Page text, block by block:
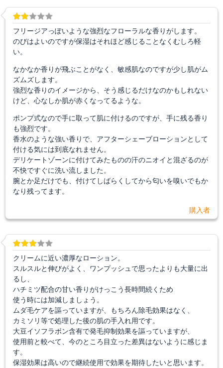
フリージアっぽいような強烈なフローラルな香りがします。
のびはよいのですが保湿はそれほど感じることなくむしろ軽
い。
なかなか香りが飛ぶことがなく、敏感肌なのですが少し肌がム
ズムズします。
強烈な香りのイメージから、そう感じるだけなのかもしれない
けど、心なしか肌が赤くなってるような。
ポンプ式なので手に取って肌に付けるのですが、手に残る香り
も強烈です。
香水のような強い香りで、アフターシェーブローションとして
付ける気には到底なれません。
デリケートゾーンに付けてみたものの汗のニオイと混ざるのが
不快ですぐに洗い流しました。
腕とか足だけでも、付けてしばらくしてから匂いを嗅いでもか
なり残ってます。
購入者
クリームに近い濃厚なローション。
スルスルと伸びがよく、ワンプッシュで思ったよりも大量に出
るし、
ハチミツ配合の甘い香りがけっこう長時間続くため
使う時には加減しましょう。
ムダ毛ケアを謳っていますが、もちろん除毛効果はなく、
カミソリ等で処理した後の肌の手入れ用です。
大豆イソフラボン含有で発毛抑制効果を謳っていますが、
使用前と較べて、今のところ目立った差異はないように感じま
す。
保湿効果は高いので継続使用で効果を期待したいと思います。